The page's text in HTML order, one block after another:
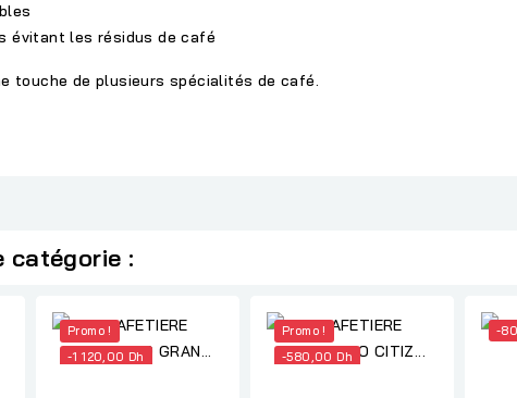
évitant les résidus de café
touche de plusieurs spécialités de café.
catégorie :
Promo !
-1 120,00 Dh
Promo !
-580,00 Dh
-